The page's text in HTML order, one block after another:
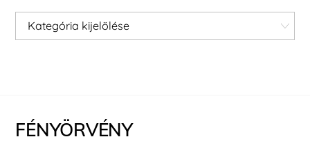
Kategóriák
FÉNYÖRVÉNY